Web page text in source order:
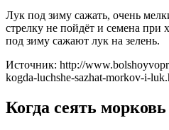
Лук под зиму сажать, очень
стрелку не пойдёт и семена
под зиму сажают лук на зелень.
Источник: http://
kogda-luchshe-sazhat-morkov-i-
Когда сеять морковь